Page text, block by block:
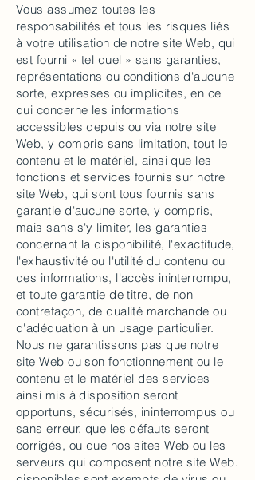
Vous assumez toutes les
responsabilités et tous les risques liés
à votre utilisation de notre site Web, qui
est fourni « tel quel » sans garanties,
représentations ou conditions d'aucune
sorte, expresses ou implicites, en ce
qui concerne les informations
accessibles depuis ou via notre site
Web, y compris sans limitation, tout le
contenu et le matériel, ainsi que les
fonctions et services fournis sur notre
site Web, qui sont tous fournis sans
garantie d'aucune sorte, y compris,
mais sans s'y limiter, les garanties
concernant la disponibilité, l'exactitude,
l'exhaustivité ou l'utilité du contenu ou
des informations, l'accès ininterrompu,
et toute garantie de titre, de non
contrefaçon, de qualité marchande ou
d'adéquation à un usage particulier.
Nous ne garantissons pas que notre
site Web ou son fonctionnement ou le
contenu et le matériel des services
ainsi mis à disposition seront
opportuns, sécurisés, ininterrompus ou
sans erreur, que les défauts seront
corrigés, ou que nos sites Web ou les
serveurs qui composent notre site Web.